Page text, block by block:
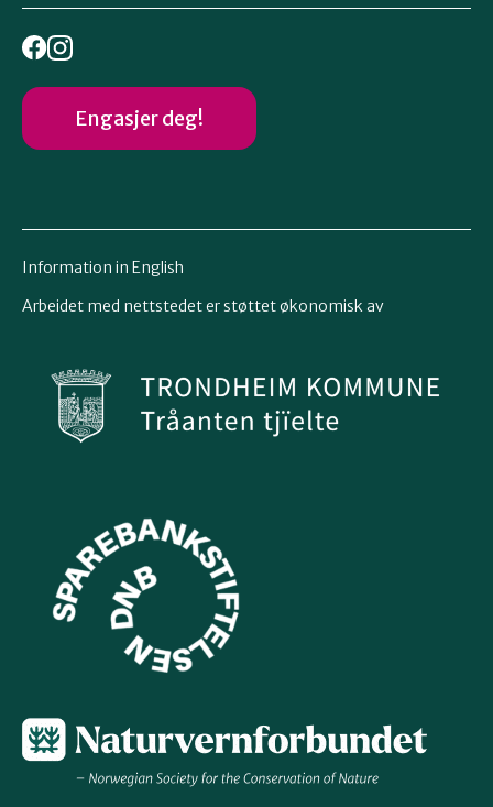
Engasjer deg!
Information in English
Arbeidet med nettstedet er støttet økonomisk av